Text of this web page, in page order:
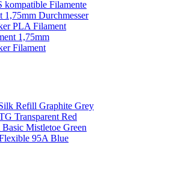
kompatible Filamente
Durchmesser
PLA Filament
1,75mm
Filament
Refill Graphite Grey
Transparent Red
Mistletoe Green
95A Blue